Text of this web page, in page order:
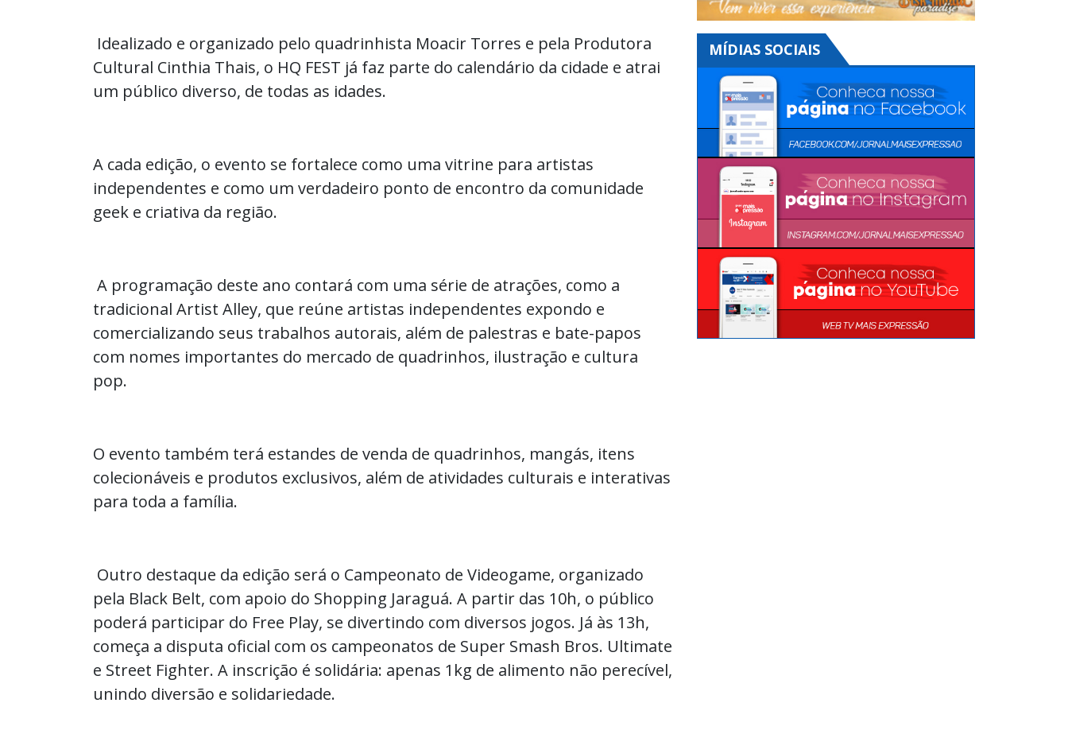
Idealizado e organizado pelo quadrinhista Moacir Torres e pela Produtora
Cultural Cinthia Thais, o HQ FEST já faz parte do calendário da cidade e atrai
um público diverso, de todas as idades.
A cada edição, o evento se fortalece como uma vitrine para artistas
independentes e como um verdadeiro ponto de encontro da comunidade
geek e criativa da região.
A programação deste ano contará com uma série de atrações, como a
tradicional Artist Alley, que reúne artistas independentes expondo e
comercializando seus trabalhos autorais, além de palestras e bate-papos
com nomes importantes do mercado de quadrinhos, ilustração e cultura
pop.
O evento também terá estandes de venda de quadrinhos, mangás, itens
colecionáveis e produtos exclusivos, além de atividades culturais e interativas
para toda a família.
Outro destaque da edição será o Campeonato de Videogame, organizado
pela Black Belt, com apoio do Shopping Jaraguá. A partir das 10h, o público
poderá participar do Free Play, se divertindo com diversos jogos. Já às 13h,
começa a disputa oficial com os campeonatos de Super Smash Bros. Ultimate
e Street Fighter. A inscrição é solidária: apenas 1kg de alimento não perecível,
unindo diversão e solidariedade.
MÍDIAS SOCIAIS